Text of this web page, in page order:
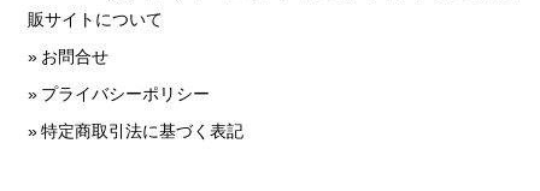
販サイトについて
お問合せ
プライバシーポリシー
特定商取引法に基づく表記